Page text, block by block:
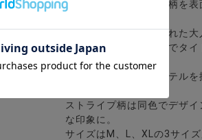
ク半袖Tシャツ/全2色
ニット/3色
ュ)クルーネック ナイロンストレッチ布
凹凸のあるストライプ柄を
立体的な表情が洗練された大
伸縮性のある素材なのでタ
現。
さらっとしたポリエステル
ストライプ柄は同色でデザ
な印象に。
サイズはM、L、XLの3サイ